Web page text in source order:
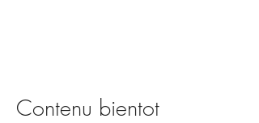
Contenu bientot